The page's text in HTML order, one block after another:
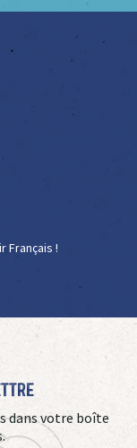
Français !
dans votre boîte